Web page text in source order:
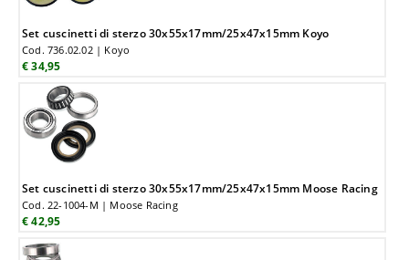
Set cuscinetti di sterzo 30x55x17mm/25x47x15mm Koyo
Cod. 736.02.02 | Koyo
€ 34,95
Set cuscinetti di sterzo 30x55x17mm/25x47x15mm Moose Racing
Cod. 22-1004-M | Moose Racing
€ 42,95